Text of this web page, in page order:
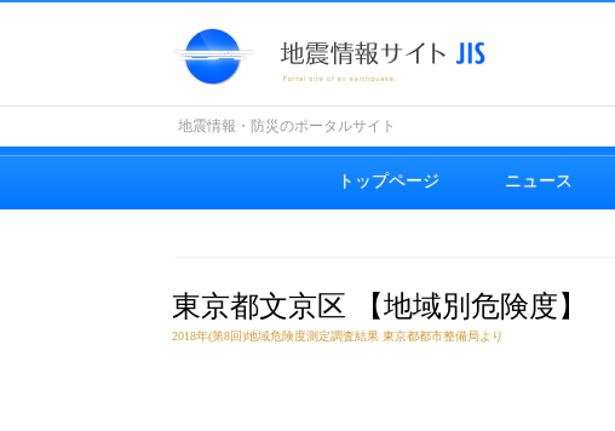
地震情報・防災のポータルサイト
トップページ ニュース
東京都文京区 【地域別危険度】
2018年(第8回)地域危険度測定調査結果 東京都都市整備局より